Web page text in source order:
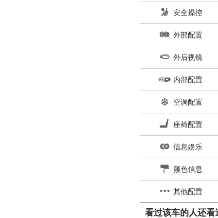
安全操控
外部配置
外后视镜
内部配置
空调配置
座椅配置
信息娱乐
颜色信息
其他配置
看过该车的人还看